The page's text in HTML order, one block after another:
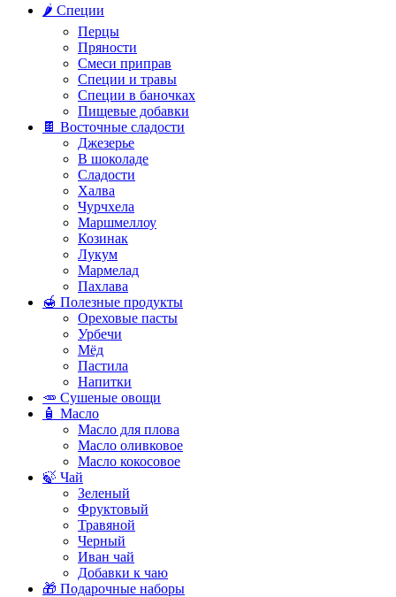
🌶️ Специи
Перцы
Пряности
Смеси приправ
Специи и травы
Специи в баночках
Пищевые добавки
🍫 Восточные сладости
Джезерье
В шоколаде
Сладости
Халва
Чурчхела
Маршмеллоу
Козинак
Лукум
Мармелад
Пахлава
🍯 Полезные продукты
Ореховые пасты
Урбечи
Мёд
Пастила
Напитки
🥕 Сушеные овощи
🧴 Масло
Масло для плова
Масло оливковое
Масло кокосовое
🍃 Чай
Зеленый
Фруктовый
Травяной
Черный
Иван чай
Добавки к чаю
🎁 Подарочные наборы